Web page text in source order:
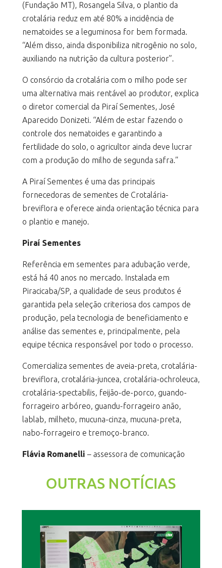
(Fundação MT), Rosangela Silva, o plantio da
crotalária reduz em até 80% a incidência de
nematoides se a leguminosa for bem formada.
“Além disso, ainda disponibiliza nitrogênio no solo,
auxiliando na nutrição da cultura posterior”.
O consórcio da crotalária com o milho pode ser
uma alternativa mais rentável ao produtor, explica
o diretor comercial da Piraí Sementes, José
Aparecido Donizeti. “Além de estar fazendo o
controle dos nematoides e garantindo a
fertilidade do solo, o agricultor ainda deve lucrar
com a produção do milho de segunda safra.”
A Piraí Sementes é uma das principais
fornecedoras de sementes de Crotalária-
breviflora e oferece ainda orientação técnica para
o plantio e manejo.
Piraí Sementes
Referência em sementes para adubação verde,
está há 40 anos no mercado. Instalada em
Piracicaba/SP, a qualidade de seus produtos é
garantida pela seleção criteriosa dos campos de
produção, pela tecnologia de beneficiamento e
análise das sementes e, principalmente, pela
equipe técnica responsável por todo o processo.
Comercializa sementes de aveia-preta, crotalária-
breviflora, crotalária-juncea, crotalária-ochroleuca,
crotalária-spectabilis, feijão-de-porco, guando-
forrageiro arbóreo, guandu-forrageiro anão,
lablab, milheto, mucuna-cinza, mucuna-preta,
nabo-forrageiro e tremoço-branco.
Flávia Romanelli – assessora de comunicação
OUTRAS NOTÍCIAS